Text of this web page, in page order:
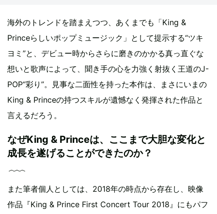
海外のトレンドを踏まえつつ、あくまでも「King &
Princeらしいポップミュージック」として提示する“ツキ
ヨミ”と、デビュー時からさらに磨きのかかる真っ直ぐな
想いと歌声によって、聞き手の心を力強く射抜く王道のJ-
POP“彩り”。見事な二面性を持った本作は、まさにいまの
King & Princeの持つスキルが遺憾なく発揮された作品と
言えるだろう。
なぜKing & Princeは、ここまで大胆な変化と
成長を遂げることができたのか？
また筆者個人としては、2018年の時点から存在し、映像
作品『King & Prince First Concert Tour 2018』にもパフ